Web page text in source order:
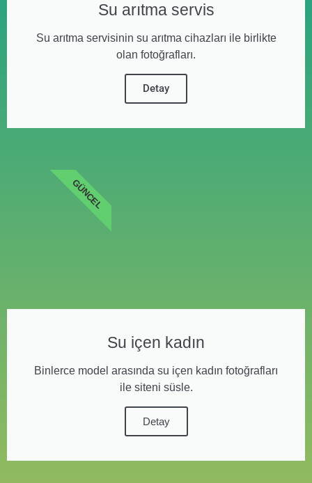
Su arıtma servis
Su arıtma servisinin su arıtma cihazları ile birlikte
olan fotoğrafları.
Detay
Su içen kadın
Binlerce model arasında su içen kadın fotoğrafları
ile siteni süsle.
Detay
GÜNCEL